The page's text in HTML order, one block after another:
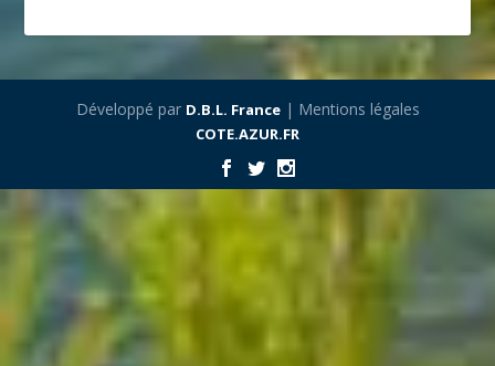
Développé par D.B.L. France| Mentions légales
COTE.AZUR.FR